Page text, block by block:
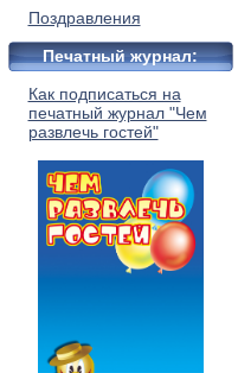
Поздравления
Печатный журнал:
Как подписаться на
печатный журнал "Чем
развлечь гостей"